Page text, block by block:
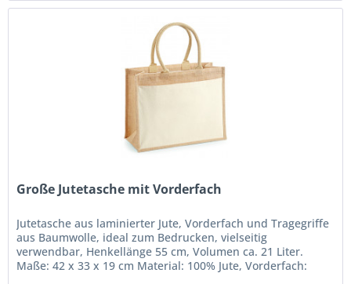
Große Jutetasche mit Vorderfach
Jutetasche aus laminierter Jute, Vorderfach und Tragegriffe
aus Baumwolle, ideal zum Bedrucken, vielseitig
verwendbar, Henkellänge 55 cm, Volumen ca. 21 Liter.
Maße: 42 x 33 x 19 cm Material: 100% Jute, Vorderfach: